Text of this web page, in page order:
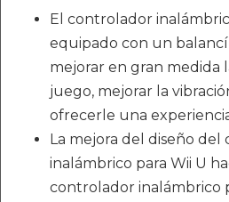
El controlador
equipado con un
mejorar en gran medida
juego, mejorar la
ofrecerle una
La mejora del diseño
inalámbrico para Wii U
controlador inalámbrico